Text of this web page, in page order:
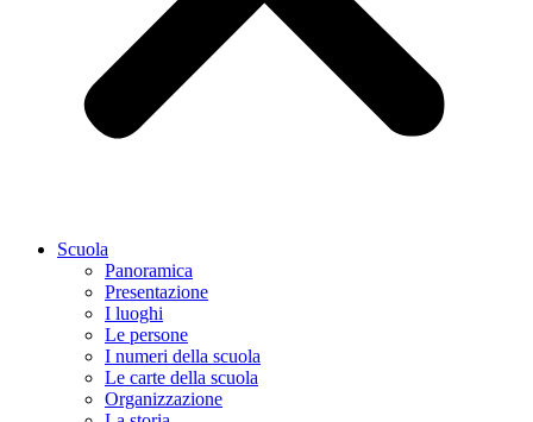
Scuola
Panoramica
Presentazione
I luoghi
Le persone
I numeri della scuola
Le carte della scuola
Organizzazione